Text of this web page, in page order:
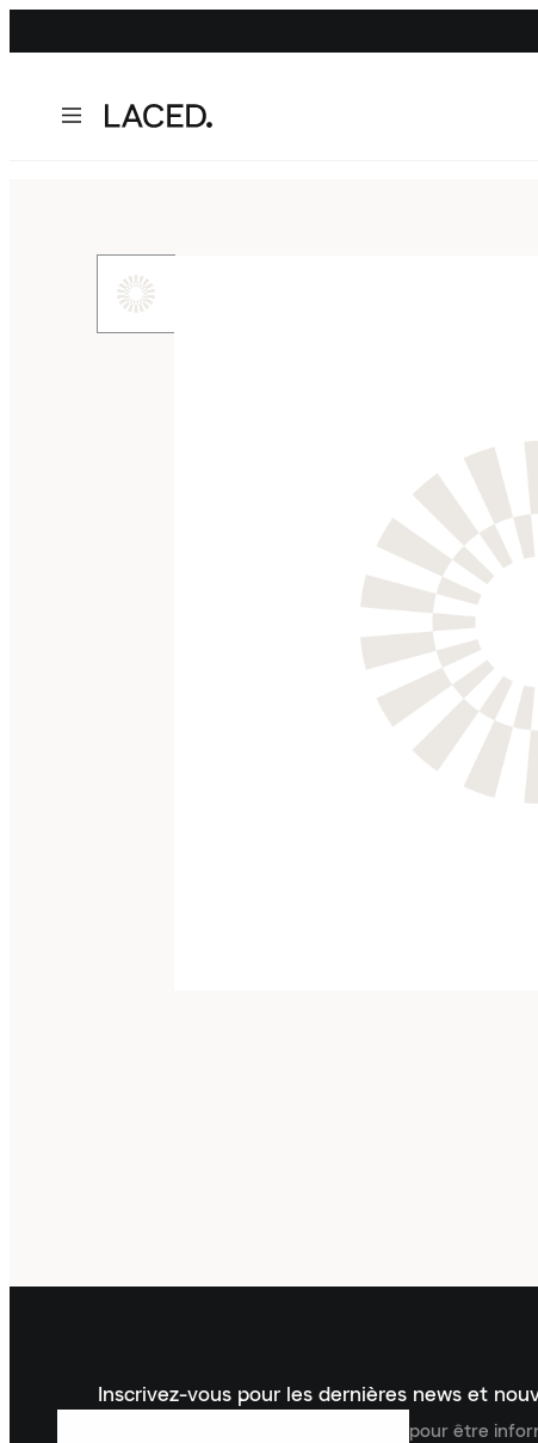
Inscrivez-vous pour les dernières news et
Inscrivez-vous à la newsletter Laced pour être